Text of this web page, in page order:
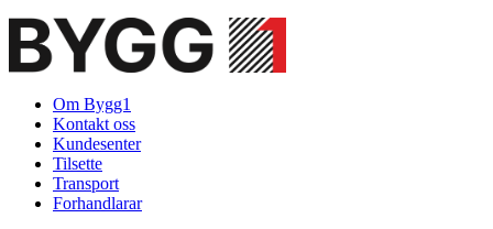
Om Bygg1
Kontakt oss
Kundesenter
Tilsette
Transport
Forhandlarar